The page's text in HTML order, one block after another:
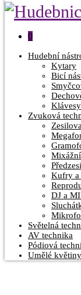
0
Hudební
Kytary
Bicí
Klávesy
Zvuková
Kufry a
DJ a
Světelná
AV technika
Pódiová
Umělé květiny